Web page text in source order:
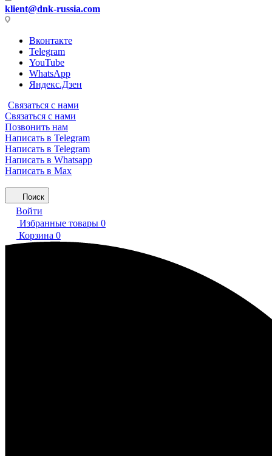
klient@dnk-russia.com
Вконтакте
Telegram
YouTube
WhatsApp
Яндекс.Дзен
Связаться с нами
Связаться с нами
Позвонить нам
Написать в Telegram
Написать в Telegram
Написать в Whatsapp
Написать в Max
Поиск
Войти
Избранные товары 0
Корзина 0